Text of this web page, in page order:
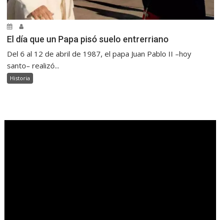
El día que un Papa pisó suelo entrerriano
Del 6 al 12 de abril de 1987, el papa Juan Pablo II –hoy
santo– realizó...
Historia